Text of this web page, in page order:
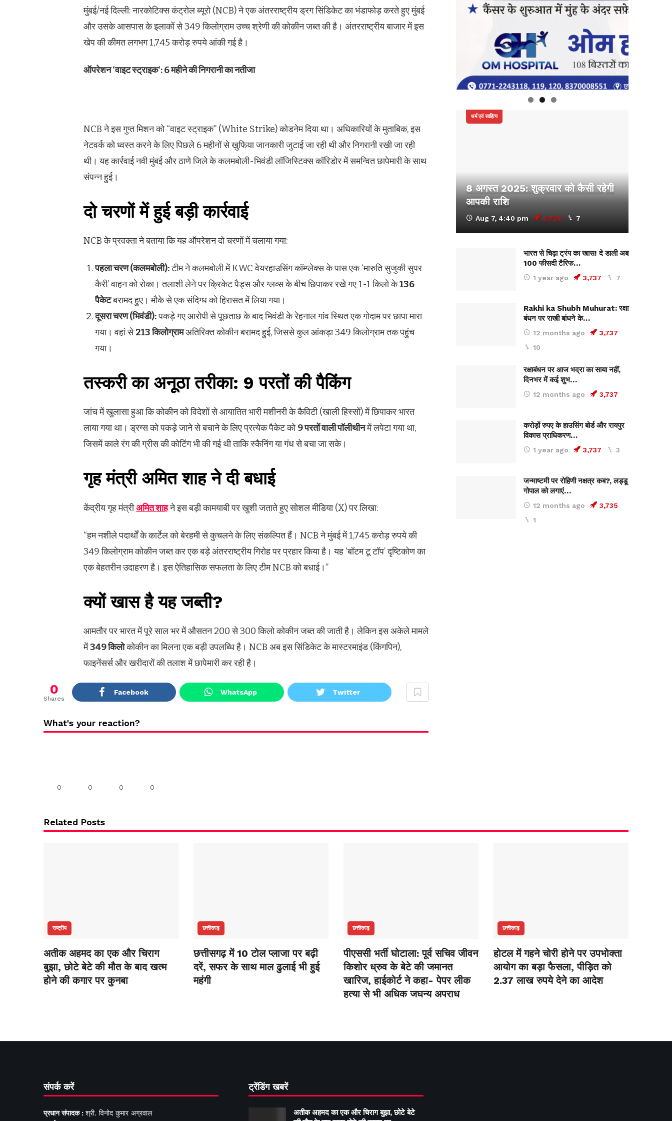
मुंबई/नई दिल्ली: नारकोटिक्स कंट्रोल ब्यूरो (NCB) ने एक अंतरराष्ट्रीय ड्रग सिंडिकेट का भंडाफोड़ करते हुए मुंबई
और उसके आसपास के इलाकों से 349 किलोग्राम उच्च श्रेणी की कोकीन जब्त की है। अंतरराष्ट्रीय बाजार में इस
खेप की कीमत लगभग 1,745 करोड़ रुपये आंकी गई है।
ऑपरेशन‘वाइट स्ट्राइक‘: 6महीने की निगरानी का नतीजा
NCB ने इस गुप्त मिशन को “वाइट स्ट्राइक” (White Strike) कोडनेम दिया था। अधिकारियों के मुताबिक, इस
नेटवर्क को ध्वस्त करने के लिए पिछले 6 महीनों से खुफिया जानकारी जुटाई जा रही थी और निगरानी रखी जा रही
थी। यह कार्रवाई नवी मुंबई और ठाणे जिले के कलमबोली-भिवंडी लॉजिस्टिक्स कॉरिडोर में समन्वित छापेमारी के साथ
संपन्न हुई।
दो चरणों में हुई बड़ी कार्रवाई
NCB के प्रवक्ता ने बताया कि यह ऑपरेशन दो चरणों में चलाया गया:
पहला चरण (कलमबोली):टीम ने कलमबोली में KWC वेयरहाउसिंग कॉम्प्लेक्स के पास एक ‘मारुति सुजुकी सुपर
कैरी’ वाहन को रोका। तलाशी लेने पर क्रिकेट पैड्स और ग्लव्स के बीच छिपाकर रखे गए 1-1 किलो के136
पैकेटबरामद हुए। मौके से एक संदिग्ध को हिरासत में लिया गया।
दूसरा चरण (भिवंडी):पकड़े गए आरोपी से पूछताछ के बाद भिवंडी के रेहनाल गांव स्थित एक गोदाम पर छापा मारा
गया। वहां से213किलोग्रामअतिरिक्त कोकीन बरामद हुई, जिससे कुल आंकड़ा 349 किलोग्राम तक पहुंच
गया।
तस्करी का अनूठा तरीका: 9परतों की पैकिंग
जांच में खुलासा हुआ कि कोकीन को विदेशों से आयातित भारी मशीनरी के कैविटी (खाली हिस्सों) में छिपाकर भारत
लाया गया था। ड्रग्स को पकड़े जाने से बचाने के लिए प्रत्येक पैकेट को9परतों वाली पॉलीथीनमें लपेटा गया था,
जिसमें काले रंग की ग्रीस की कोटिंग भी की गई थी ताकि स्कैनिंग या गंध से बचा जा सके।
गृह मंत्री अमित शाह ने दी बधाई
केंद्रीय गृह मंत्रीअमित शाहने इस बड़ी कामयाबी पर खुशी जताते हुए सोशल मीडिया (X) पर लिखा:
“हम नशीले पदार्थों के कार्टेल को बेरहमी से कुचलने के लिए संकल्पित हैं। NCB ने मुंबई में 1,745 करोड़ रुपये की
349 किलोग्राम कोकीन जब्त कर एक बड़े अंतरराष्ट्रीय गिरोह पर प्रहार किया है। यह ‘बॉटम टू टॉप’ दृष्टिकोण का
एक बेहतरीन उदाहरण है। इस ऐतिहासिक सफलता के लिए टीम NCB को बधाई।”
क्यों खास है यह जब्ती?
आमतौर पर भारत में पूरे साल भर में औसतन 200 से 300 किलो कोकीन जब्त की जाती है। लेकिन इस अकेले मामले
में349किलोकोकीन का मिलना एक बड़ी उपलब्धि है। NCB अब इस सिंडिकेट के मास्टरमाइंड (किंगपिन),
फाइनेंसर्स और खरीदारों की तलाश में छापेमारी कर रही है।
0
Shares
Facebook WhatsApp Twitter
What's your reaction?
0 0 0 0
धर्म एवं साहित्य
8 अगस्त 2025: शुक्रवार को कैसी रहेगी
आपकी राशि
Aug 7, 4:40 pm 3,738 7
भारत से चिढ़ा ट्रंप का खास! दे डाली अब
100 फीसदी टैरिफ…
1 year ago 3,737 7
Rakhi ka Shubh Muhurat: रक्षा
बंधन पर राखी बांधने के…
12 months ago
3,737
10
रक्षाबंधन पर आज भद्रा का साया नहीं,
दिनभर में कई शुभ…
12 months ago 3,737
करोड़ों रुपए के हाउसिंग बोर्ड और रायपुर
विकास प्राधिकरण…
1 year ago 3,737 3
जन्माष्टमी पर रोहिणी नक्षत्र कब?, लड्डू
गोपाल को लगाएं…
12 months ago
3,735
1
Related Posts
राष्ट्रीय
अतीक अहमद का एक और चिराग
बुझा, छोटे बेटे की मौत के बाद खत्म
होने की कगार पर कुनबा
छत्तीसगढ़
छत्तीसगढ़ में 10 टोल प्लाजा पर बढ़ी
दरें, सफर के साथ माल ढुलाई भी हुई
महंगी
छत्तीसगढ़
पीएससी भर्ती घोटाला: पूर्व सचिव जीवन
किशोर ध्रुव के बेटे की जमानत
खारिज, हाईकोर्ट ने कहा- पेपर लीक
हत्या से भी अधिक जघन्य अपराध
छत्तीसगढ़
होटल में गहने चोरी होने पर उपभोक्ता
आयोग का बड़ा फैसला, पीड़ित को
2.37 लाख रुपये देने का आदेश
संपर्क करें
प्रधान संपादक : श्री. विनोद कुमार अग्रवाल
ट्रेंडिंग खबरें
अतीक अहमद का एक और चिराग बुझा, छोटे बेटे